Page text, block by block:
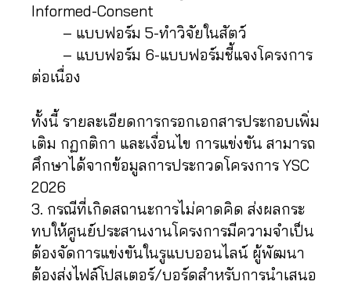
Informed-Consent
– แบบฟอร์ม 5-ทำวิจัยในสัตว์
– แบบฟอร์ม 6-แบบฟอร์มชี้แจงโครงการ
ต่อเนื่อง
ทั้งนี้ รายละเอียดการกรอกเอกสารประกอบเพิ่ม
เติม กฏกติกา และเงื่อนไข การแข่งขัน สามารถ
ศึกษาได้จากข้อมูลการประกวดโครงการ YSC
2026
3. กรณีที่เกิดสถานะการไม่คาดคิด ส่งผลกระ
ทบให้ศูนย์ประสานงานโครงการมีความจำเป็น
ต้องจัดการแข่งขันในรูแบบออนไลน์ ผู้พัฒนา
ต้องส่งไฟล์โปสเตอร์/บอร์ดสำหรับการนำเสนอ